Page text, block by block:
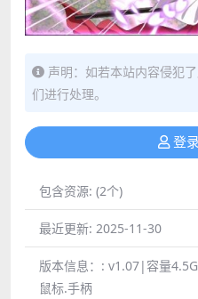
声明：如若本站内容侵犯
们进行处理。
登
包含资源: (2个)
最近更新: 2025-11-30
版本信息：: v1.07|容量
鼠标.手柄